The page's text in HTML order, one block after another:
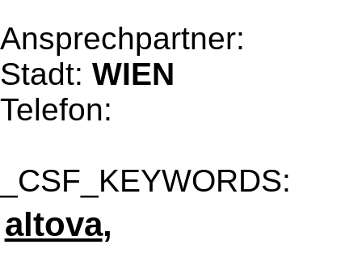
Ansprechpartner:
Stadt: WIEN
Telefon:
_CSF_KEYWORDS:
altova,